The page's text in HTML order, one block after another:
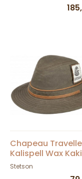
Chapeau
Kalispell Wax
Stetson
Stetson